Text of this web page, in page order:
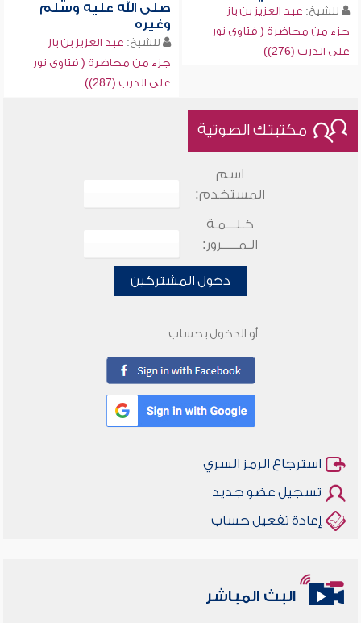
للشيخ: عبد العزيز بن باز
جزء من محاضرة ( فتاوى نور
على الدرب (276))
صلى الله عليه وسلم
وغيره
للشيخ: عبد العزيز بن باز
جزء من محاضرة ( فتاوى نور
على الدرب (287))
مكتبتك الصوتية
اسم
المستخدم:
كـلـــمـة
الـمـــــرور:
دخول المشتركين
أو الدخول بحساب
استرجاع الرمز السري
تسجيل عضو جديد
إعادة تفعيل حساب
البث المباشر
أخلاقنا أصالة ومعاصرة